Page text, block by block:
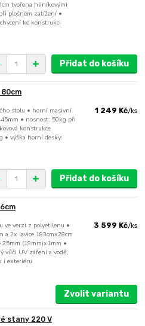
tvořena hliníkovými
plošném zatížení •
ke konstrukci
Přidat do košíku
stolu • horní masivní
• nosnost: 50kg při
konstrukce
• výška horní desky:
1 249 Kč/ks
Přidat do košíku
ve verzi z polyetilenu •
a 2x lavice 183cmx28cm
(19mm)x1mm •
vůči UV záření a vodě,
i exteriéru
3 599 Kč/ks
Zvolit variantu
stany 220 V